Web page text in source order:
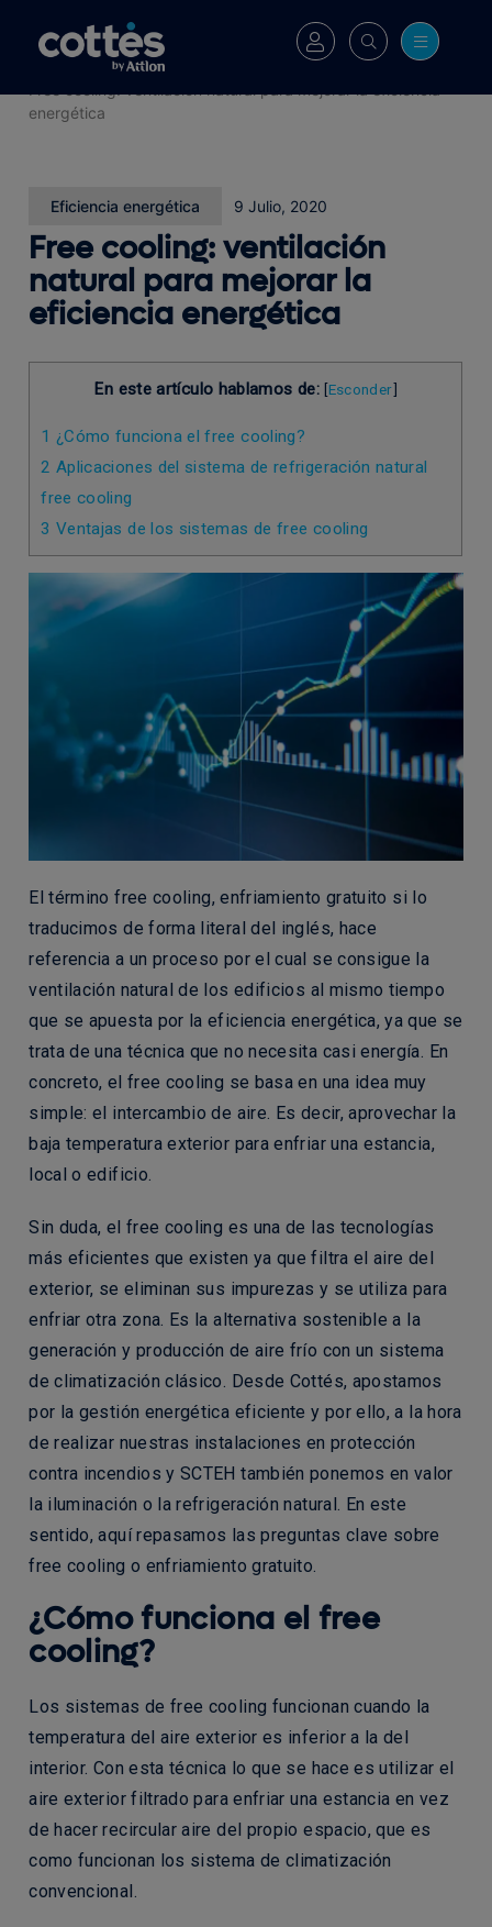
Blog
>
energética
Eficiencia energética 9 Julio, 2020
Free cooling: ventilación
natural para mejorar la
eficiencia energética
En este artículo hablamos de: [Esconder]
1 ¿Cómo funciona el free cooling?
2 Aplicaciones del sistema de refrigeración natural
free cooling
3 Ventajas de los sistemas de free cooling
El términofree cooling, enfriamiento gratuito si lo
traducimos de forma literal del inglés, hace
referencia a un proceso por el cual se consigue la
ventilación natural de los edificios al mismo tiempo
que se apuesta por la eficiencia energética, ya que se
trata de una técnica que no necesita casi energía. En
concreto, el free cooling se basa en una idea muy
simple: el intercambio de aire. Es decir, aprovechar la
baja temperatura exterior para enfriar una estancia,
local o edificio.
Sin duda, el free cooling es una de las tecnologías
más eficientes que existen ya que filtra el aire del
exterior, se eliminan sus impurezas y se utiliza para
enfriar otra zona. Es la alternativa sostenible a la
generación y producción de aire frío con un sistema
de climatización clásico. Desde Cottés, apostamos
por la gestión energética eficiente y por ello, a la hora
de realizar nuestras instalaciones en protección
contra incendios y SCTEH también ponemos en valor
la iluminación o la refrigeración natural. En este
sentido, aquí repasamos las preguntas clave sobre
free cooling o enfriamiento gratuito.
¿Cómo funciona el free
cooling?
Los sistemas de free cooling funcionan cuando la
temperatura del aire exterior es inferior a la del
interior. Con esta técnica lo que se hace es utilizar el
aire exterior filtrado para enfriar una estancia en vez
de hacer recircular aire del propio espacio, que es
como funcionan los sistema de climatización
convencional.